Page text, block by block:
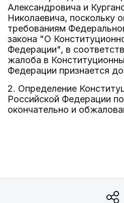
Александровича и
Николаевича, поскольку
требованиям
закона "О
Федерации", в
жалоба в
Федерации признается
2. Определение
Российской Федерации
окончательно и